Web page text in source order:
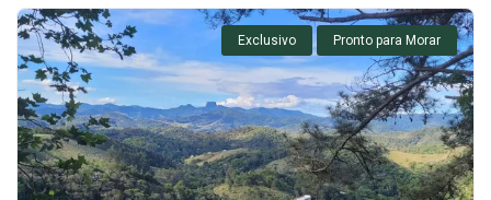
Exclusivo Pronto para Morar